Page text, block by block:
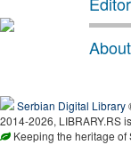
About
Serbian Digital Library
2014-2026, LIBRARY.RS
Keeping the heritage of